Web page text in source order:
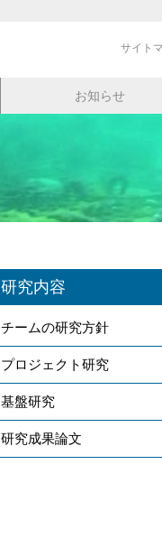
サイト
お知らせ
研究内容
チームの研究方針
プロジェクト研究
基盤研究
研究成果論文